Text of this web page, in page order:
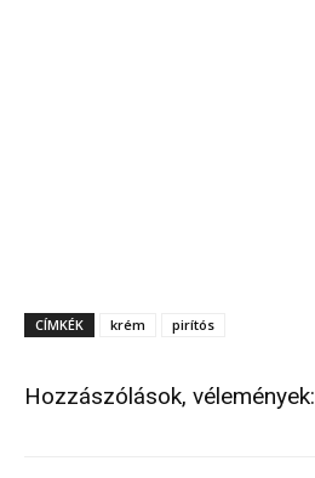
CÍMKÉK krém pirítós
Hozzászólások, vélemények: